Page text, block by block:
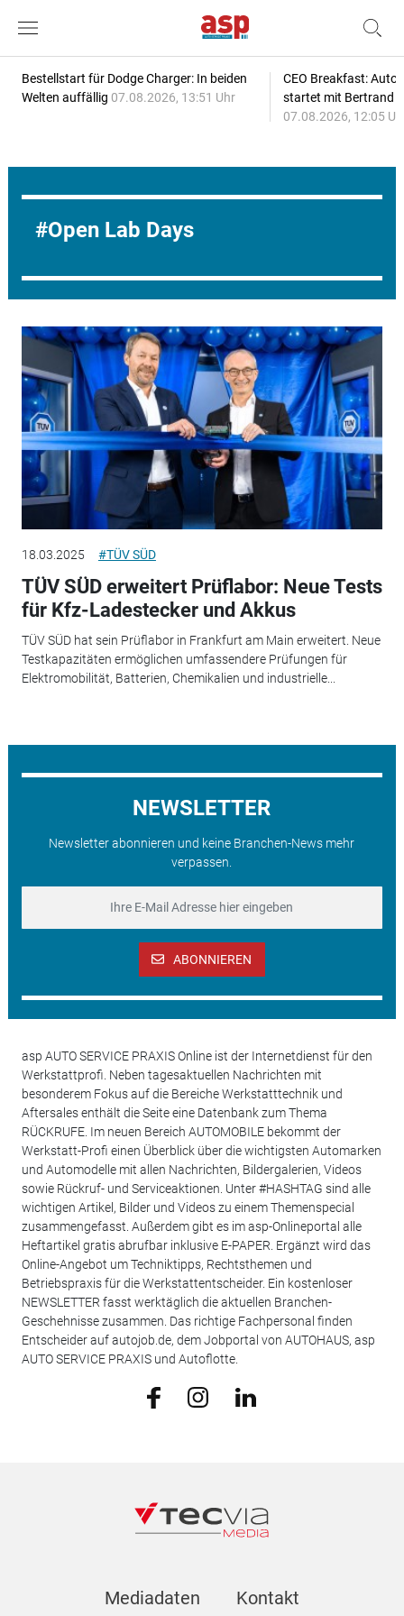
Bestellstart für Dodge Charger: In beiden
Welten auffällig 07.08.2026, 13:51 Uhr
CEO Breakfast:
startet mit Bertrand
07.08.2026, 12:05
Open Lab Days
18.03.2025 #TÜV SÜD
TÜV SÜD erweitert Prüflabor: Neue Tests
für Kfz-Ladestecker und Akkus
TÜV SÜD hat sein Prüflabor in Frankfurt am Main erweitert. Neue
Testkapazitäten ermöglichen umfassendere Prüfungen für
Elektromobilität, Batterien, Chemikalien und industrielle...
NEWSLETTER
Newsletter abonnieren und keine Branchen-News mehr
verpassen.
ABONNIEREN
asp AUTO SERVICE PRAXIS Online ist der Internetdienst für den
Werkstattprofi. Neben tagesaktuellen Nachrichten mit
besonderem Fokus auf die Bereiche Werkstatttechnik und
Aftersales enthält die Seite eine Datenbank zum Thema
RÜCKRUFE. Im neuen Bereich AUTOMOBILE bekommt der
Werkstatt-Profi einen Überblick über die wichtigsten Automarken
und Automodelle mit allen Nachrichten, Bildergalerien, Videos
sowie Rückruf- und Serviceaktionen. Unter #HASHTAG sind alle
wichtigen Artikel, Bilder und Videos zu einem Themenspecial
zusammengefasst. Außerdem gibt es im asp-Onlineportal alle
Heftartikel gratis abrufbar inklusive E-PAPER. Ergänzt wird das
Online-Angebot um Techniktipps, Rechtsthemen und
Betriebspraxis für die Werkstattentscheider. Ein kostenloser
NEWSLETTER fasst werktäglich die aktuellen Branchen-
Geschehnisse zusammen. Das richtige Fachpersonal finden
Entscheider auf autojob.de, dem Jobportal von AUTOHAUS, asp
AUTO SERVICE PRAXIS und Autoflotte.
Mediadaten Kontakt